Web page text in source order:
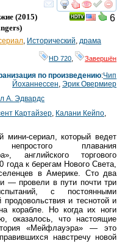
смотреть
6
(2015)
)
, Исторический, драма
HD 720 Завершён
по произведению:Чип
Йоханнессен,Эрик Овермиер
А. Эдвардс
Картайзер, Калани Кейпо,
мини-сериал, который ведет
плавания
английского торгового
года к берегам Нового Света,
в Америке. Сто два
— провели в пути почти три
с постоянными
и теснотой и
корабле. Но когда их ноги
оказалось, что настоящие
«Мейфлауэра» — это
навстречу новой